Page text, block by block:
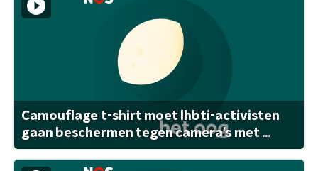
Camouflage t-shirt moet lhbti-activisten
gaan beschermen tegen camera's met ...